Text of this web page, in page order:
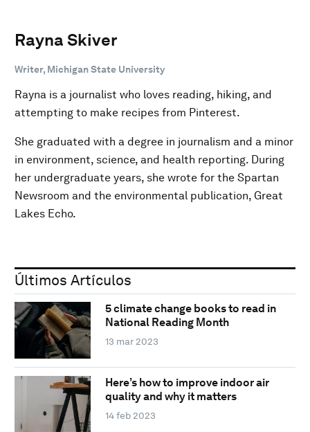
Rayna Skiver
Writer, Michigan State University
Rayna is a journalist who loves reading, hiking, and
attempting to make recipes from Pinterest.
She graduated with a degree in journalism and a minor
in environment, science, and health reporting. During
her undergraduate years, she wrote for the Spartan
Newsroom and the environmental publication, Great
Lakes Echo.
Últimos Artículos
5 climate change books to read in
National Reading Month
13 mar 2023
Here’s how to improve indoor air
quality and why it matters
14 feb 2023